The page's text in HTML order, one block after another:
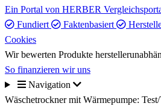
Ein Portal von HERBER
Fundiert
Faktenbasiert
Cookies
Wir bewerten Produkte
So finanzieren wir uns
Navigation
Wäschetrockner mit Wärmepumpe: